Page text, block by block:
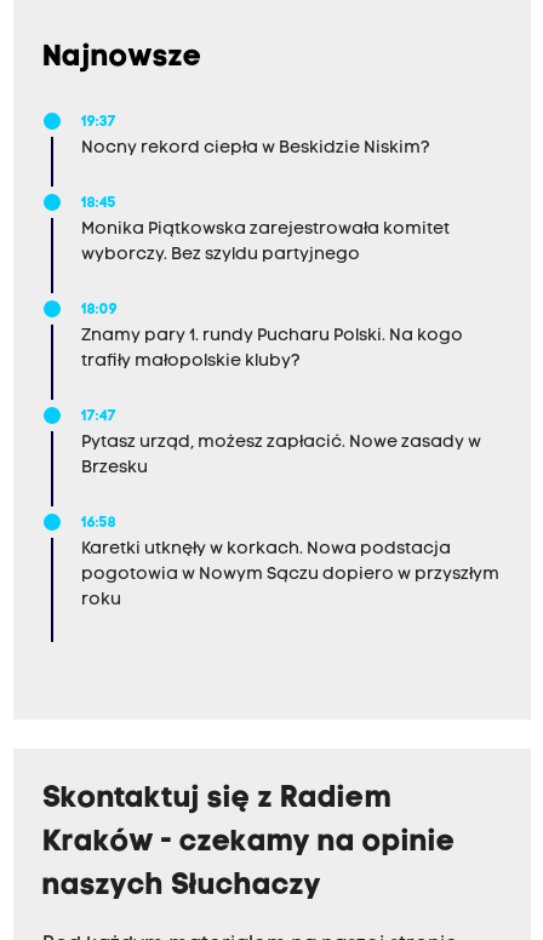
Najnowsze
19:37
Nocny rekord ciepła w Beskidzie Niskim?
18:45
Monika Piątkowska zarejestrowała komitet
wyborczy. Bez szyldu partyjnego
18:09
Znamy pary 1. rundy Pucharu Polski. Na kogo
trafiły małopolskie kluby?
17:47
Pytasz urząd, możesz zapłacić. Nowe zasady w
Brzesku
16:58
Karetki utknęły w korkach. Nowa podstacja
pogotowia w Nowym Sączu dopiero w przyszłym
roku
Skontaktuj się z Radiem
Kraków - czekamy na opinie
naszych Słuchaczy